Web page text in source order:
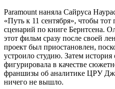
Paramount наняла Сайруса
«Путь к 11 сентября», чтобы
сценарий по книге Бернтсена.
этот фильм сразу после своей
проект был приостановлен,
устроило студию. Затем
фигурировала в качестве
франшизы об аналитике ЦРУ
ничего не вышло.